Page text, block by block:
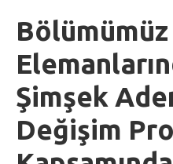
LISANS
LISANSÜSTÜ
ARAŞTIRMA VE TOPLUMA
MEZUN İZLEME
ADAY ÖĞRENCILER
Şimşek
Değişim